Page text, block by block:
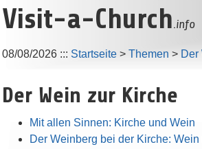
Visit-a-Church.info
08/08/2026 ::: Startseite > Themen > Der
Der Wein zur Kirche
Mit allen Sinnen: Kirche und Wein
Der Weinberg bei der Kirche: Wein